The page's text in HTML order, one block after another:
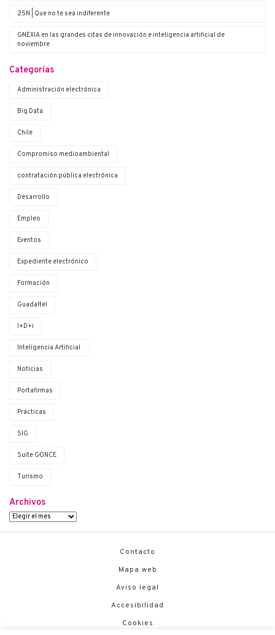
25N | Que no te sea indiferente
G·NEXIA en las grandes citas de innovación e inteligencia artificial de
noviembre
Categorías
Administración electrónica
Big Data
Chile
Compromiso medioambiental
contratación pública electrónica
Desarrollo
Empleo
Eventos
Expediente electrónico
Formación
Guadaltel
I+D+i
Inteligencia Artificial
Noticias
Portafirmas
Prácticas
SIG
Suite G·ONCE
Turismo
Archivos
Contacto
Mapa web
Aviso legal
Accesibilidad
Cookies